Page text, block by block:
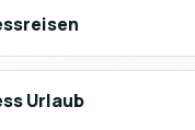
Urlaub